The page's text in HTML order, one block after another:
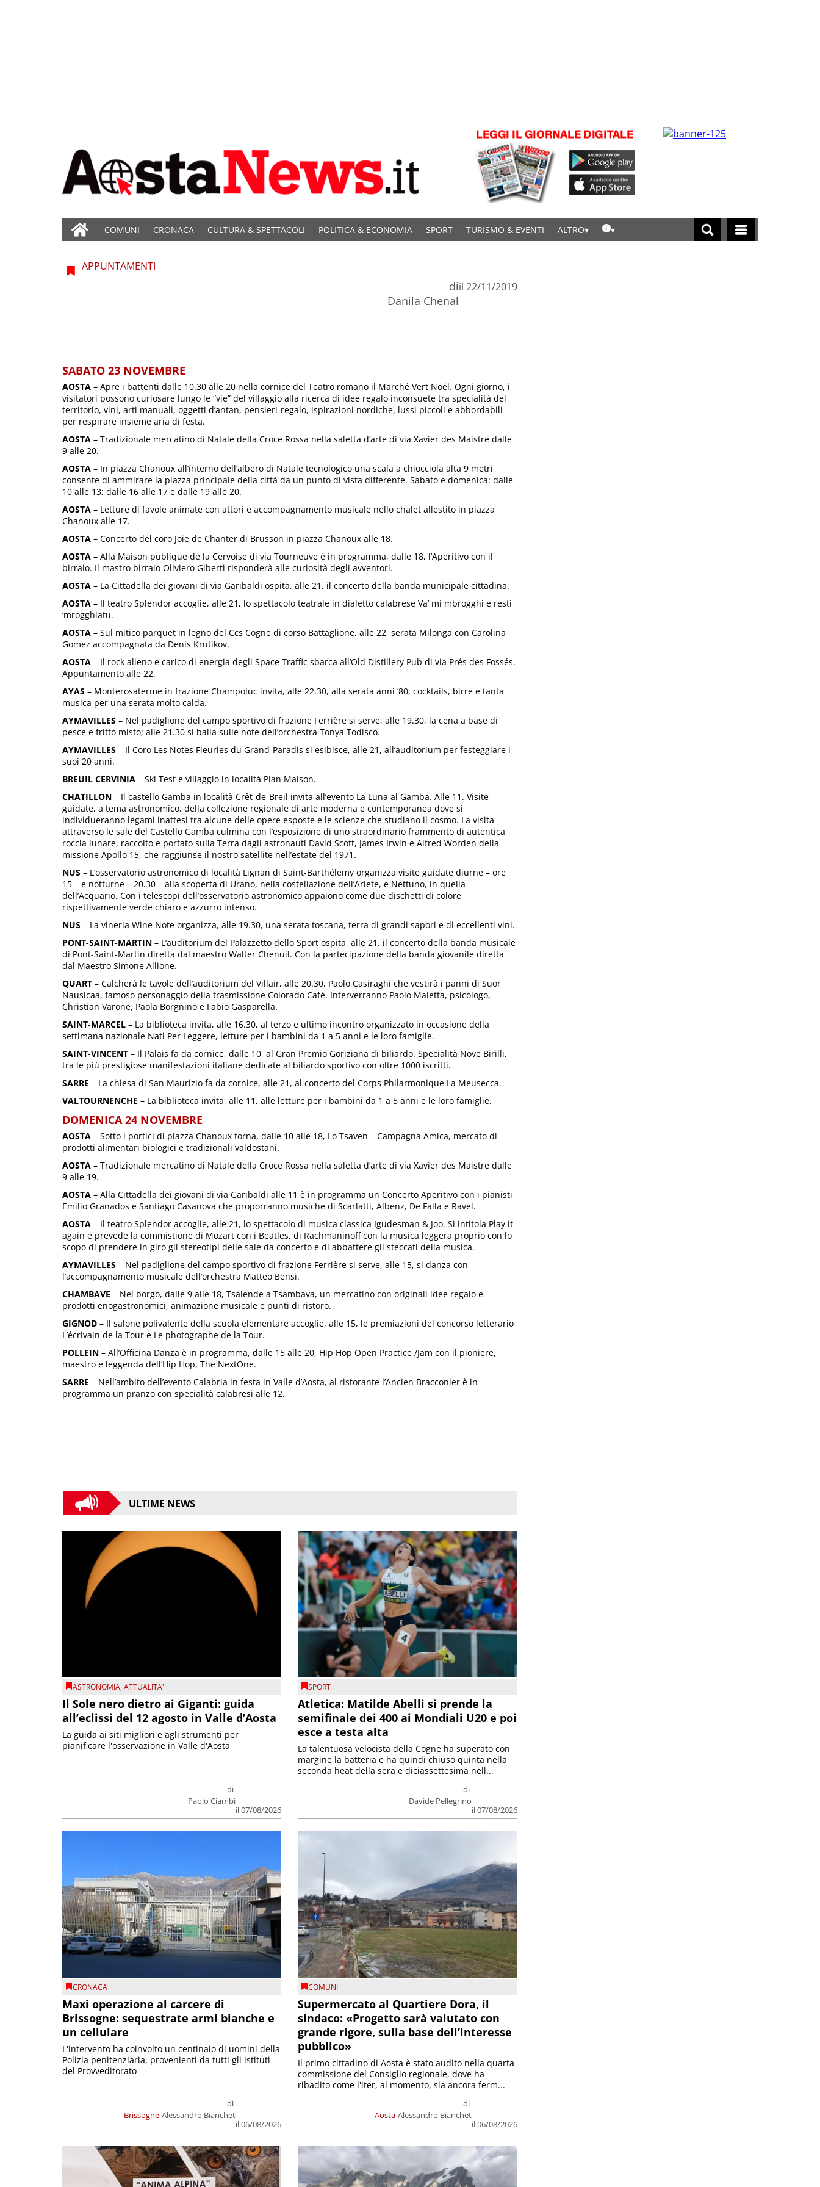
COMUNI CRONACA CULTURA & SPETTACOLI POLITICA & ECONOMIA SPORT TURISMO & EVENTI ALTRO
APPUNTAMENTI
di
Danila Chenal
il 22/11/2019
SABATO 23 NOVEMBRE
AOSTA – Apre i battenti dalle 10.30 alle 20 nella cornice del Teatro romano il Marché Vert Noël. Ogni giorno, i
visitatori possono curiosare lungo le “vie” del villaggio alla ricerca di idee regalo inconsuete tra specialità del
territorio, vini, arti manuali, oggetti d’antan, pensieri-regalo, ispirazioni nordiche, lussi piccoli e abbordabili
per respirare insieme aria di festa.
AOSTA – Tradizionale mercatino di Natale della Croce Rossa nella saletta d’arte di via Xavier des Maistre dalle
9 alle 20.
AOSTA – In piazza Chanoux all’interno dell’albero di Natale tecnologico una scala a chiocciola alta 9 metri
consente di ammirare la piazza principale della città da un punto di vista differente. Sabato e domenica: dalle
10 alle 13; dalle 16 alle 17 e dalle 19 alle 20.
AOSTA – Letture di favole animate con attori e accompagnamento musicale nello chalet allestito in piazza
Chanoux alle 17.
AOSTA – Concerto del coro Joie de Chanter di Brusson in piazza Chanoux alle 18.
AOSTA – Alla Maison publique de la Cervoise di via Tourneuve è in programma, dalle 18, l’Aperitivo con il
birraio. Il mastro birraio Oliviero Giberti risponderà alle curiosità degli avventori.
AOSTA – La Cittadella dei giovani di via Garibaldi ospita, alle 21, il concerto della banda municipale cittadina.
AOSTA – Il teatro Splendor accoglie, alle 21, lo spettacolo teatrale in dialetto calabrese Va’ mi mbrogghi e resti
‘mrogghiatu.
AOSTA – Sul mitico parquet in legno del Ccs Cogne di corso Battaglione, alle 22, serata Milonga con Carolina
Gomez accompagnata da Denis Krutikov.
AOSTA – Il rock alieno e carico di energia degli Space Traffic sbarca all’Old Distillery Pub di via Prés des Fossés.
Appuntamento alle 22.
AYAS – Monterosaterme in frazione Champoluc invita, alle 22.30, alla serata anni ’80, cocktails, birre e tanta
musica per una serata molto calda.
AYMAVILLES – Nel padiglione del campo sportivo di frazione Ferrière si serve, alle 19.30, la cena a base di
pesce e fritto misto; alle 21.30 si balla sulle note dell’orchestra Tonya Todisco.
AYMAVILLES – Il Coro Les Notes Fleuries du Grand-Paradis si esibisce, alle 21, all’auditorium per festeggiare i
suoi 20 anni.
BREUIL CERVINIA – Ski Test e villaggio in località Plan Maison.
CHATILLON – Il castello Gamba in località Crêt-de-Breil invita all’evento La Luna al Gamba. Alle 11. Visite
guidate, a tema astronomico, della collezione regionale di arte moderna e contemporanea dove si
individueranno legami inattesi tra alcune delle opere esposte e le scienze che studiano il cosmo. La visita
attraverso le sale del Castello Gamba culmina con l’esposizione di uno straordinario frammento di autentica
roccia lunare, raccolto e portato sulla Terra dagli astronauti David Scott, James Irwin e Alfred Worden della
missione Apollo 15, che raggiunse il nostro satellite nell’estate del 1971.
NUS – L’osservatorio astronomico di località Lignan di Saint-Barthélemy organizza visite guidate diurne – ore
15 – e notturne – 20.30 – alla scoperta di Urano, nella costellazione dell’Ariete, e Nettuno, in quella
dell’Acquario. Con i telescopi dell’osservatorio astronomico appaiono come due dischetti di colore
rispettivamente verde chiaro e azzurro intenso.
NUS – La vineria Wine Note organizza, alle 19.30, una serata toscana, terra di grandi sapori e di eccellenti vini.
PONT-SAINT-MARTIN – L’auditorium del Palazzetto dello Sport ospita, alle 21, il concerto della banda musicale
di Pont-Saint-Martin diretta dal maestro Walter Chenuil. Con la partecipazione della banda giovanile diretta
dal Maestro Simone Allione.
QUART – Calcherà le tavole dell’auditorium del Villair, alle 20.30, Paolo Casiraghi che vestirà i panni di Suor
Nausicaa, famoso personaggio della trasmissione Colorado Café. Interverranno Paolo Maietta, psicologo,
Christian Varone, Paola Borgnino e Fabio Gasparella.
SAINT-MARCEL – La biblioteca invita, alle 16.30, al terzo e ultimo incontro organizzato in occasione della
settimana nazionale Nati Per Leggere, letture per i bambini da 1 a 5 anni e le loro famiglie.
SAINT-VINCENT – Il Palais fa da cornice, dalle 10, al Gran Premio Goriziana di biliardo. Specialità Nove Birilli,
tra le più prestigiose manifestazioni italiane dedicate al biliardo sportivo con oltre 1000 iscritti.
SARRE – La chiesa di San Maurizio fa da cornice, alle 21, al concerto del Corps Philarmonique La Meusecca.
VALTOURNENCHE – La biblioteca invita, alle 11, alle letture per i bambini da 1 a 5 anni e le loro famiglie.
DOMENICA 24 NOVEMBRE
AOSTA – Sotto i portici di piazza Chanoux torna, dalle 10 alle 18, Lo Tsaven – Campagna Amica, mercato di
prodotti alimentari biologici e tradizionali valdostani.
AOSTA – Tradizionale mercatino di Natale della Croce Rossa nella saletta d’arte di via Xavier des Maistre dalle
9 alle 19.
AOSTA – Alla Cittadella dei giovani di via Garibaldi alle 11 è in programma un Concerto Aperitivo con i pianisti
Emilio Granados e Santiago Casanova che proporranno musiche di Scarlatti, Albenz, De Falla e Ravel.
AOSTA – Il teatro Splendor accoglie, alle 21, lo spettacolo di musica classica Igudesman & Joo. Si intitola Play it
again e prevede la commistione di Mozart con i Beatles, di Rachmaninoff con la musica leggera proprio con lo
scopo di prendere in giro gli stereotipi delle sale da concerto e di abbattere gli steccati della musica.
AYMAVILLES – Nel padiglione del campo sportivo di frazione Ferrière si serve, alle 15, si danza con
l’accompagnamento musicale dell’orchestra Matteo Bensi.
CHAMBAVE – Nel borgo, dalle 9 alle 18, Tsalende a Tsambava, un mercatino con originali idee regalo e
prodotti enogastronomici, animazione musicale e punti di ristoro.
GIGNOD – Il salone polivalente della scuola elementare accoglie, alle 15, le premiazioni del concorso letterario
L’écrivain de la Tour e Le photographe de la Tour.
POLLEIN – All’Officina Danza è in programma, dalle 15 alle 20, Hip Hop Open Practice /Jam con il pioniere,
maestro e leggenda dell’Hip Hop, The NextOne.
SARRE – Nell’ambito dell’evento Calabria in festa in Valle d’Aosta, al ristorante l’Ancien Bracconier è in
programma un pranzo con specialità calabresi alle 12.
ULTIME NEWS
ASTRONOMIA,ATTUALITA'
Il Sole nero dietro ai Giganti: guida
all’eclissi del 12 agosto in Valle d’Aosta
di
Paolo Ciambi
il 07/08/2026
La guida ai siti migliori e agli strumenti per
pianificare l'osservazione in Valle d'Aosta
SPORT
Atletica: Matilde Abelli si prende la
semifinale dei 400 ai Mondiali U20 e poi
esce a testa alta
di
Davide Pellegrino
il 07/08/2026
La talentuosa velocista della Cogne ha superato con
margine la batteria e ha quindi chiuso quinta nella
seconda heat della sera e diciassettesima nell...
CRONACA
Maxi operazione al carcere di
Brissogne: sequestrate armi bianche e
un cellulare
Brissogne
di
Alessandro Bianchet
il 06/08/2026
L'intervento ha coinvolto un centinaio di uomini della
Polizia penitenziaria, provenienti da tutti gli istituti
del Provveditorato
COMUNI
Supermercato al Quartiere Dora, il
sindaco: «Progetto sarà valutato con
grande rigore, sulla base dell’interesse
pubblico»
Aosta
di
Alessandro Bianchet
il 06/08/2026
Il primo cittadino di Aosta è stato audito nella quarta
commissione del Consiglio regionale, dove ha
ribadito come l'iter, al momento, sia ancora ferm...